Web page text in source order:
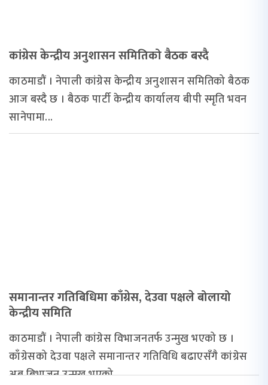
कांग्रेस केन्द्रीय अनुशासन समितिको बैठक बस्दै
काठमाडौं । नेपाली कांग्रेस केन्द्रीय अनुशासन समितिको बैठक
आज बस्दै छ । बैठक पार्टी केन्द्रीय कार्यालय बीपी स्मृति भवन
सानेपामा...
समानान्तर गतिबिधिमा काँग्रेस, देउवा पक्षले बोलायो
केन्द्रीय समिति
काठमाडौं । नेपाली कांग्रेस विभाजनतर्फ उन्मुख भएको छ ।
काँग्रेसको देउवा पक्षले समानान्तर गतिविधि बढाएसँगै कांग्रेस
अब बिभाजन उन्मुख भएको...